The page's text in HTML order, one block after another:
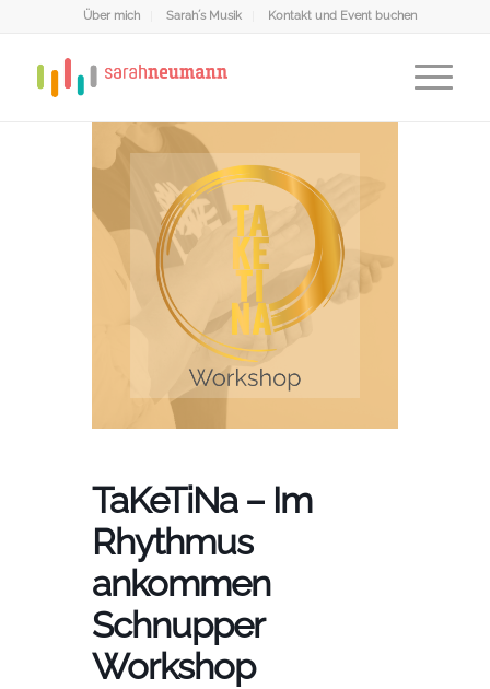
Über mich Sarah´s Musik Kontakt und Event buchen
TaKeTiNa – Im
Rhythmus
ankommen
Schnupper
Workshop